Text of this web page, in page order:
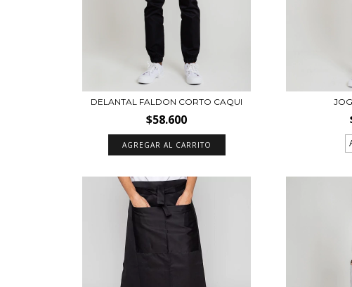
DELANTAL FALDON CORTO CAQUI
$58.600